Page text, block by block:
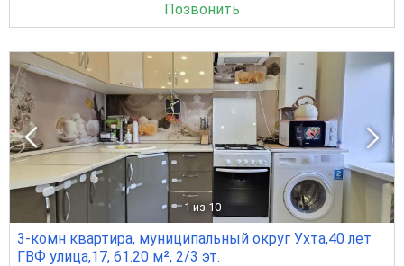
Позвонить
1 из 10
3-комн квартира, муниципальный округ Ухта,40 лет
ГВФ улица,17, 61.20 м², 2/3 эт.